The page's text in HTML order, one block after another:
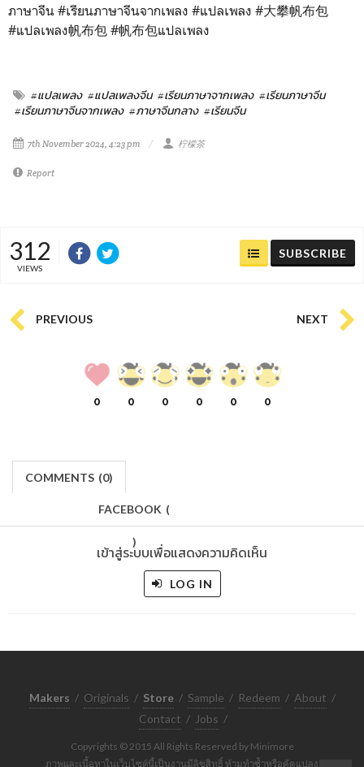
ภาษาจีน #เรียนภาษาจีนจากเพลง #แปลเพลง #大攀帆布包
#แปลเพลง帆布包 #帆布包แปลเพลง
#แปลเพลง #แปลเพลงจีน #เรียนภาษาจากเพลง #เรียนภาษาจีน
#เรียนภาษาจีนจากเพลง #ภาษาจีนกลาง #เรียนจีน
7th November 2024, 4:23 pm 柠檬茶
Report
312
VIEWS
SUBSCRIBE
PREVIOUS NEXT
0 0 0 0 0 0
COMMENTS (0)
FACEBOOK (
)
เข้าสู่ระบบเพื่อแสดงความคิดเห็น
LOG IN
Makers / Originals / Store / Sample / Redeem / About /
Contact / Jobs /
Copyrights © 2015 All Rights Reserved by Minimore
ภาพและเนื้อหาในเว็บไซต์นี้เป็นงานมีลิขสิทธิ์ ห้ามทำซ้ำหรือดัดแปลง